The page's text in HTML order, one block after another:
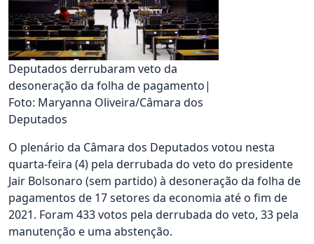
Deputados derrubaram veto da
desoneração da folha de pagamento|
Foto: Maryanna Oliveira/Câmara dos
Deputados
O plenário da Câmara dos Deputados votou nesta
quarta-feira (4) pela derrubada do veto do presidente
Jair Bolsonaro (sem partido) à desoneração da folha de
pagamentos de 17 setores da economia até o fim de
2021. Foram 433 votos pela derrubada do veto, 33 pela
manutenção e uma abstenção.